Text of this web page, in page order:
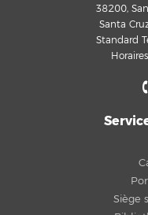
38200,
Santa
Standard
Siège